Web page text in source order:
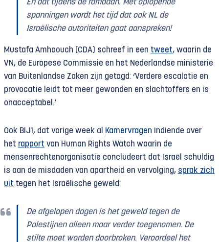
En dat tijdens de ramadan. Met oplopende
spanningen wordt het tijd dat ook NL de
Israëlische autoriteiten gaat aanspreken!
Mustafa Amhaouch (CDA) schreef in een tweet, waarin de
VN, de Europese Commissie en het Nederlandse ministerie
van Buitenlandse Zaken zijn getagd: ‘Verdere escalatie en
provocatie leidt tot meer gewonden en slachtoffers en is
onacceptabel.’
Ook BIJ1, dat vorige week al Kamervragen indiende over
het rapport van Human Rights Watch waarin de
mensenrechtenorganisatie concludeert dat Israël schuldig
is aan de misdaden van apartheid en vervolging, sprak zich
uit tegen het Israëlische geweld:
De afgelopen dagen is het geweld tegen de
Palestijnen alleen maar verder toegenomen. De
stilte moet worden doorbroken. Veroordeel het